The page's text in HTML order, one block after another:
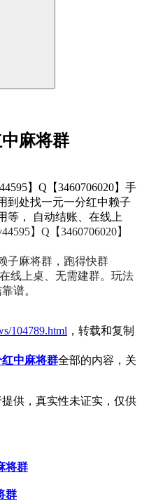
麻将群
】Q【3460706020】手
到处找一元一分红中赖子
等， 自动结账、在线上
】Q【3460706020】
子麻将群，跑得快群
线上桌、无需建群。玩法
谱。
104789.html ，转载和复制
中麻将群全部的内容，关
供，真实性未证实，仅供
将群
群